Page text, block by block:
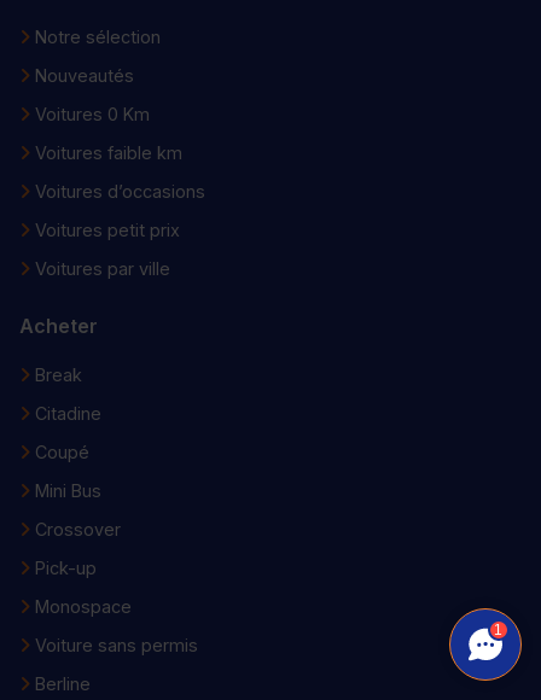
Notre sélection
Nouveautés
Voitures 0 Km
Voitures faible km
Voitures d’occasions
Voitures petit prix
Voitures par ville
Acheter
Break
Citadine
Coupé
Mini Bus
Crossover
Pick-up
Monospace
Voiture sans permis
Berline
1